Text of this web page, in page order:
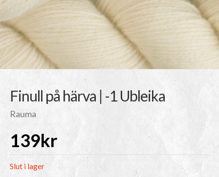
Finull på härva | -1 Ubleika
Rauma
139kr
Slut i lager